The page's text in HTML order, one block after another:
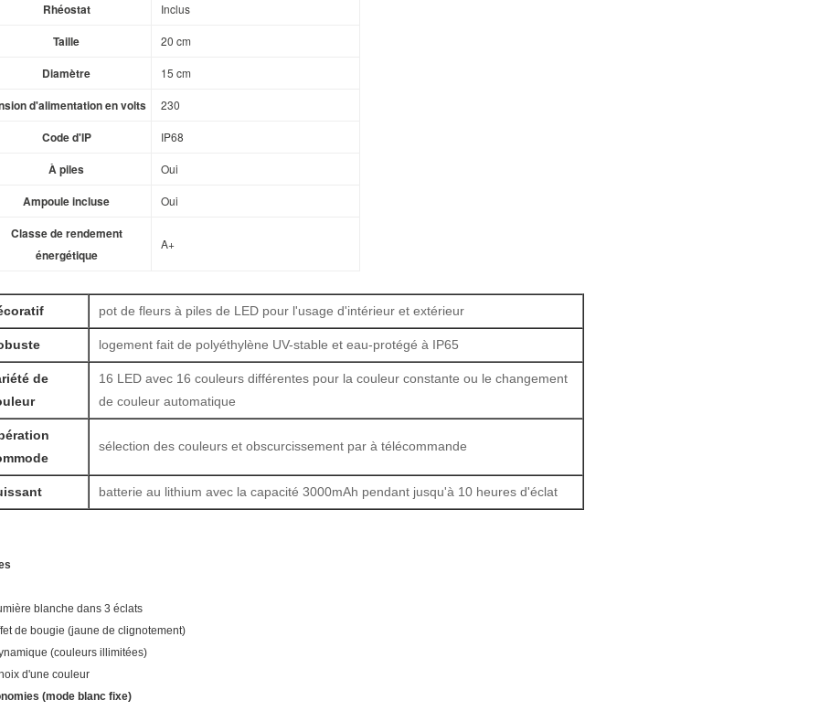
Rhéostat Inclus
Taille 20 cm
Diamètre 15 cm
d'alimentation en volts 230
Code d'IP IP68
À piles Oui
Ampoule incluse Oui
Classe de rendement
énergétique
A+
pot de fleurs à piles de LED pour l'usage d'intérieur et extérieur
logement fait de polyéthylène UV-stable et eau-protégé à IP65
de
16 LED avec 16 couleurs différentes pour la couleur constante ou le changement
de couleur automatique
sélection des couleurs et obscurcissement par à télécommande
batterie au lithium avec la capacité 3000mAh pendant jusqu'à 10 heures d'éclat
blanche dans 3 éclats
de bougie (jaune de clignotement)
(couleurs illimitées)
d'une couleur
(mode blanc fixe)